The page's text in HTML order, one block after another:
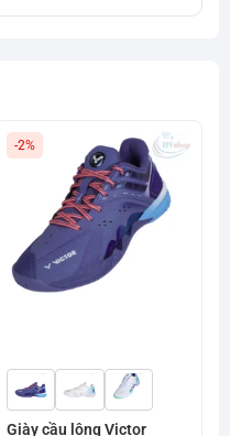
-2%
Giày cầu lông Victor